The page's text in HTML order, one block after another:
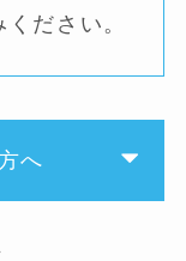
ださい。
へ